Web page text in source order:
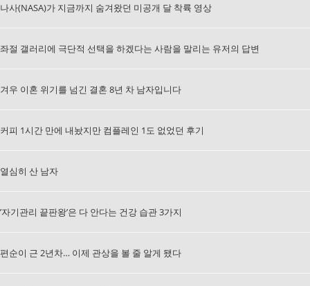
나사(NASA)가 지금까지 숨겨왔던 미공개 달 착륙 영상
좌절 갤러리에 극단적 선택을 하겠다는 사람을 말리는 유저의 답변
겨우 이혼 위기를 넘긴 결혼 8년 차 남자입니다
커피 1시간 만에 내놨지만 컴플레인 1도 없었던 후기
열심히 산 남자
’자기관리 끝판왕’은 다 안다는 건강 습관 3가지
편순이 근 2년차… 이제 관상을 볼 줄 알게 됐다